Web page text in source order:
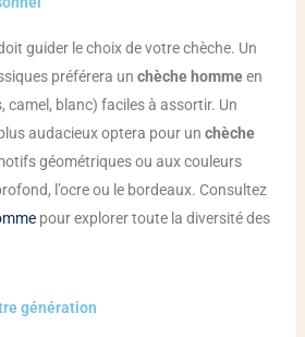
guider le choix de votre chèche. Un
préférera un chèche hommeen
camel, blanc) faciles à assortir. Un
audacieux optera pour un chèche
géométriques ou aux couleurs
l’ocre ou le bordeaux. Consultez
pour explorer toute la diversité des
génération